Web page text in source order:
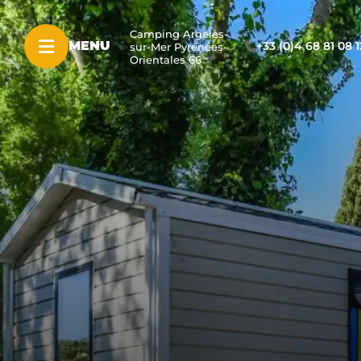
MENU
Camping Argelès-
sur-Mer Pyrénées-
Orientales 66
+33 (0)4 68 81 08